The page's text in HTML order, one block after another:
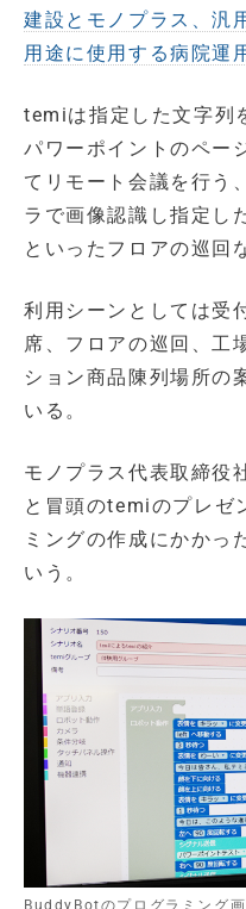
建設とモノプラス、汎
用途に使用する病院運
temiは指定した文字列
パワーポイントのペー
てリモート会議を行う
ラで画像認識し指定し
といったフロアの巡回
利用シーンとしては受
席、フロアの巡回、工
ション商品陳列場所の
いる。
モノプラス代表取締役
と冒頭のtemiのプレゼ
ミングの作成にかかっ
いう。
BuddyBotのプログラミング